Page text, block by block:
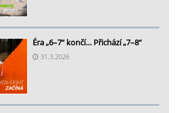
Éra „6–7“ končí… Přichází „7–8“
31.3.2026